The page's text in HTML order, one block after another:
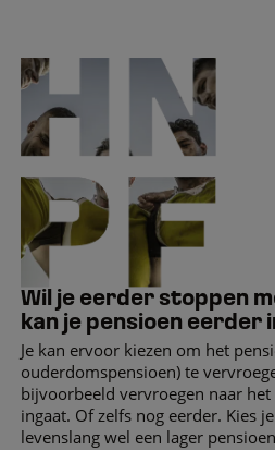
Wil je eerder stoppen
kan je pensioen eerder
Je kan ervoor kiezen om het
ouderdomspensioen) te
bijvoorbeeld vervroegen naar
ingaat. Of zelfs nog eerder. Kies
levenslang wel een lager